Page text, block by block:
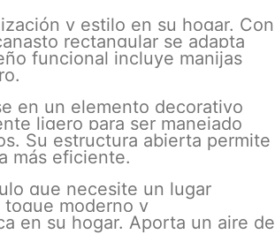
y estilo en su hogar. Con
rectangular se adapta
funcional incluye manijas
en un elemento decorativo
ligero para ser manejado
Su estructura abierta permite
más eficiente.
que necesite un lugar
toque moderno y
en su hogar. Aporta un aire de